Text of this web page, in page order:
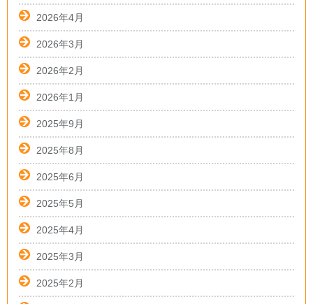
2026年4月
2026年3月
2026年2月
2026年1月
2025年9月
2025年8月
2025年6月
2025年5月
2025年4月
2025年3月
2025年2月